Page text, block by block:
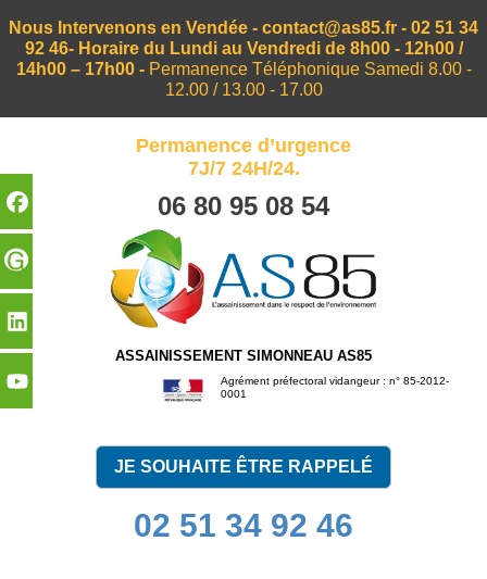
Nous Intervenons en Vendée - contact@as85.fr - 02 51 34
92 46- Horaire du Lundi au Vendredi de 8h00 - 12h00 /
14h00 – 17h00 - Permanence Téléphonique Samedi 8.00 -
12.00 / 13.00 - 17.00
Permanence d’urgence
7J/7 24H/24.
06 80 95 08 54
ASSAINISSEMENT SIMONNEAU AS85
Agrément préfectoral vidangeur : n° 85-2012-
0001
JE SOUHAITE ÊTRE RAPPELÉ
02 51 34 92 46